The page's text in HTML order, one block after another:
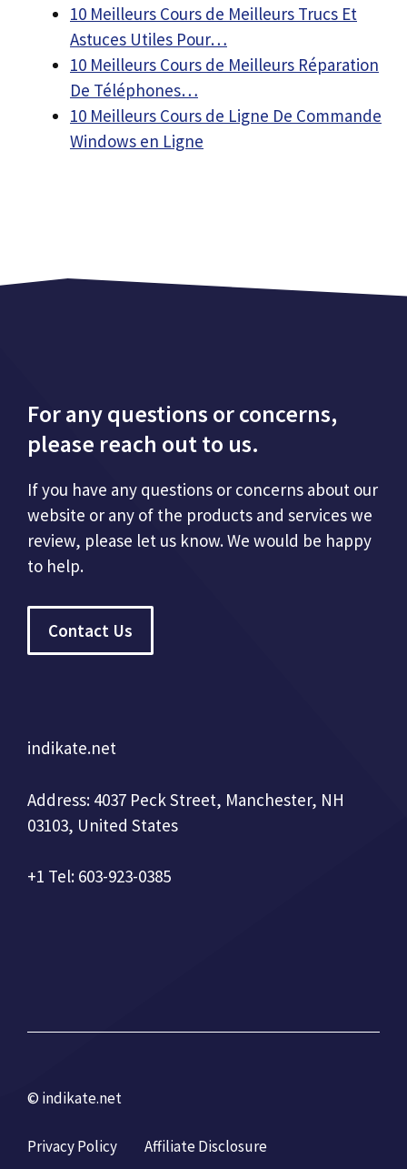
10 Meilleurs Cours de Meilleurs Trucs Et
Astuces Utiles Pour…
10 Meilleurs Cours de Meilleurs Réparation
De Téléphones…
10 Meilleurs Cours de Ligne De Commande
Windows en Ligne
For any questions or concerns,
please reach out to us.
If you have any questions or concerns about our
website or any of the products and services we
review, please let us know. We would be happy
to help.
Contact Us
indikate.net
Address: 4037 Peck Street, Manchester, NH
03103, United States
+1 Tel: 603-923-0385
© indikate.net
Privacy Policy Affiliate Disclosure